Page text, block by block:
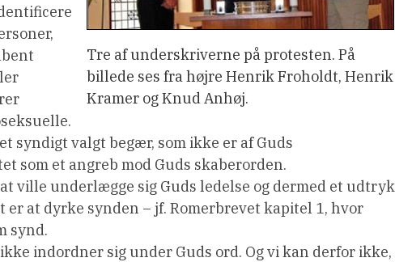
Tre af underskriverne på protesten. På
billede ses fra højre Henrik Froholdt, Henrik
Kramer og Knud Anhøj.
syndigt valgt begær, som ikke er af Guds
som et angreb mod Guds skaberorden.
ville underlægge sig Guds ledelse og dermed et udtryk
er at dyrke synden – jf. Romerbrevet kapitel 1, hvor
synd.
indordner sig under Guds ord. Og vi kan derfor ikke,